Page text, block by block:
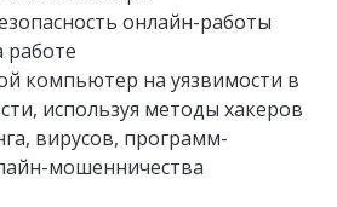
онлайн-работы
работе
компьютер на уязвимости в
используя методы хакеров
вирусов, программ-
мошенничества